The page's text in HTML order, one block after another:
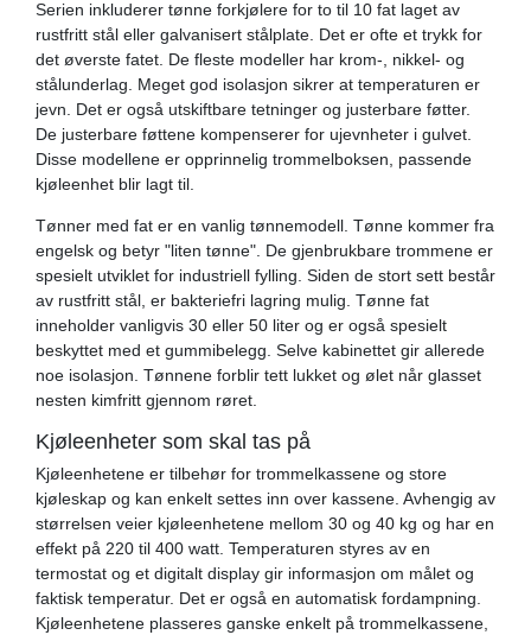
Serien inkluderer tønne forkjølere for to til 10 fat laget av
rustfritt stål eller galvanisert stålplate. Det er ofte et trykk for
det øverste fatet. De fleste modeller har krom-, nikkel- og
stålunderlag. Meget god isolasjon sikrer at temperaturen er
jevn. Det er også utskiftbare tetninger og justerbare føtter.
De justerbare føttene kompenserer for ujevnheter i gulvet.
Disse modellene er opprinnelig trommelboksen, passende
kjøleenhet blir lagt til.
Tønner med fat er en vanlig tønnemodell. Tønne kommer fra
engelsk og betyr "liten tønne". De gjenbrukbare trommene er
spesielt utviklet for industriell fylling. Siden de stort sett består
av rustfritt stål, er bakteriefri lagring mulig. Tønne fat
inneholder vanligvis 30 eller 50 liter og er også spesielt
beskyttet med et gummibelegg. Selve kabinettet gir allerede
noe isolasjon. Tønnene forblir tett lukket og ølet når glasset
nesten kimfritt gjennom røret.
Kjøleenheter som skal tas på
Kjøleenhetene er tilbehør for trommelkassene og store
kjøleskap og kan enkelt settes inn over kassene. Avhengig av
størrelsen veier kjøleenhetene mellom 30 og 40 kg og har en
effekt på 220 til 400 watt. Temperaturen styres av en
termostat og et digitalt display gir informasjon om målet og
faktisk temperatur. Det er også en automatisk fordampning.
Kjøleenhetene plasseres ganske enkelt på trommelkassene,